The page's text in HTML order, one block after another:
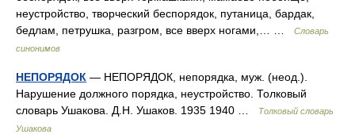
неустройство, творческий беспорядок, путаница, бардак,
бедлам, петрушка, разгром, все вверх ногами,… …
Словарь
синонимов
НЕПОРЯДОК — НЕПОРЯДОК, непорядка, муж. (неод.).
Нарушение должного порядка, неустройство. Толковый
словарь Ушакова. Д.Н. Ушаков. 1935 1940 …
Толковый словарь
Ушакова